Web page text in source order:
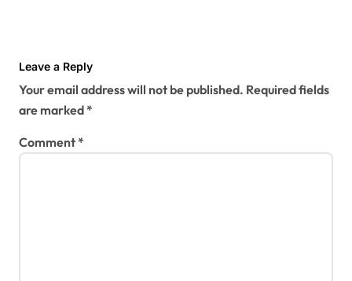
Leave a Reply
Your email address will not be published. Required fields
are marked*
Comment*